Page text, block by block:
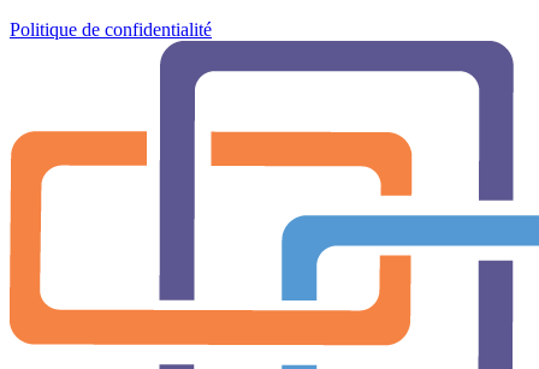
Politique de confidentialité